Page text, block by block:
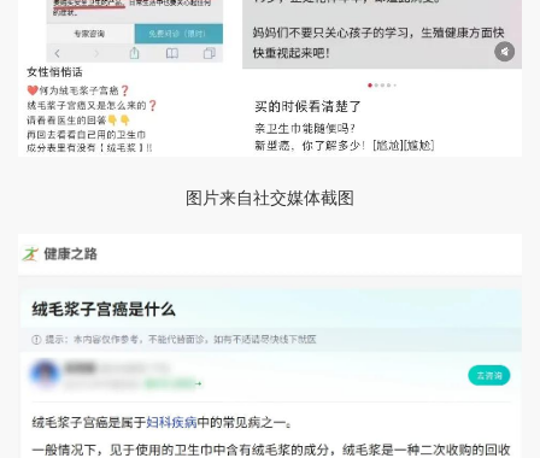
图片来自社交媒体截图